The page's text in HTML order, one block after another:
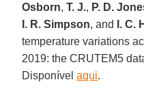
Osborn,T. J., P. D.
I. R. Simpson, and I. C.
temperature variations
2019: the CRUTEM5
Disponívelaqui.